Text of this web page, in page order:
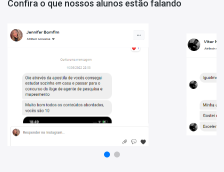
• Focado preferencialmente na banca organizadora do concurso;
Aproveite o preço promocional e adquira agora o seu caderno de
questões.
Confira o que nossos alunos estão falando